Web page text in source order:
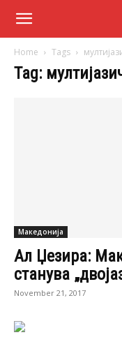
Home Tags
Tag:
Македонија
Ал Џезира:
станува
November 21, 2017